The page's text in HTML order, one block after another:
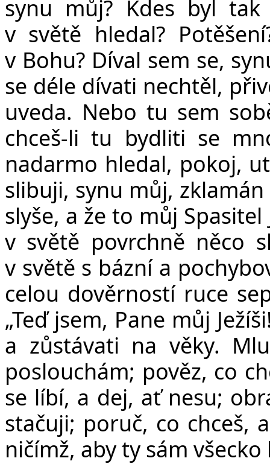
synu můj? Kdes byl tak
v světě hledal?
v Bohu? Díval sem se,
se déle dívati nechtěl,
uveda. Nebo tu sem
chceš-li tu bydliti se
nadarmo hledal, pokoj,
slibuji, synu můj,
slyše, a že to můj
v světě povrchně něco
v světě s bázní a
celou dověrností ruce
„Teď jsem, Pane můj
a zůstávati na věky.
poslouchám; pověz, co
se líbí, a dej, ať nesu;
stačuji; poruč, co chceš,
ničímž, aby ty sám všecko